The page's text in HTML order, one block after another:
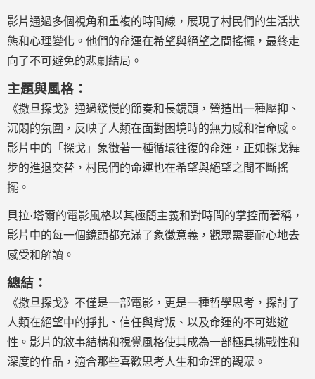
影片通過多個視角和重複的時間線，展現了村民們的生活狀
態和心理變化。他們的命運在希望與絕望之間搖擺，最終走
向了不可避免的悲劇結局。
主題與風格：
《撒旦探戈》通過緩慢的節奏和長鏡頭，營造出一種壓抑、
沉悶的氛圍，反映了人類在面對困境時的無力感和宿命感。
影片中的「探戈」象徵著一種循環往復的命運，正如探戈舞
步的進退交替，村民們的命運也在希望與絕望之間不斷搖
擺。
貝拉·塔爾的電影風格以其極簡主義和對時間的掌控而著稱，
影片中的每一個鏡頭都充滿了象徵意義，觀眾需要耐心地去
感受和解讀。
總結：
《撒旦探戈》不僅是一部電影，更是一種哲學思考，探討了
人類在絕望中的掙扎、信任與背叛、以及命運的不可逃避
性。影片的敘事結構和視覺風格使其成為一部極具挑戰性和
深度的作品，適合那些喜歡思考人生和命運的觀眾。